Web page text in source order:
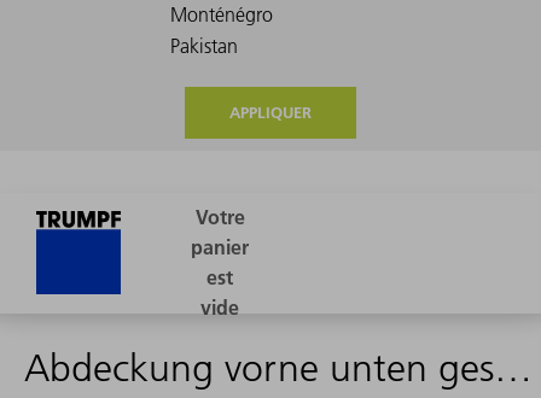
APPLIQUER
Abdeckung vorne unten geschw. - 2489471